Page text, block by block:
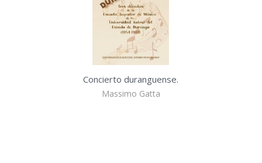
Concierto duranguense.
Massimo Gatta